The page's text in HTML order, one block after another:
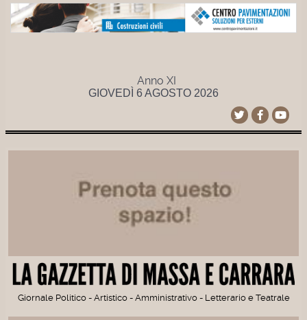
Anno XI
GIOVEDÌ 6 AGOSTO 2026
Giornale Politico - Artistico - Amministrativo - Letterario e Teatrale